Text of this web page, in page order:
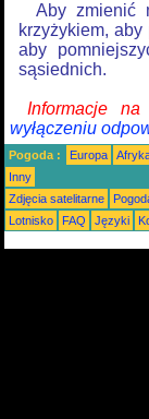
Aby zmienić
krzyżykiem,
aby
sąsiednich.
Informacje
wyłączeniu
Pogoda : Europa
Inny
Zdjęcia satelitarne
Lotnisko
FAQ Języki